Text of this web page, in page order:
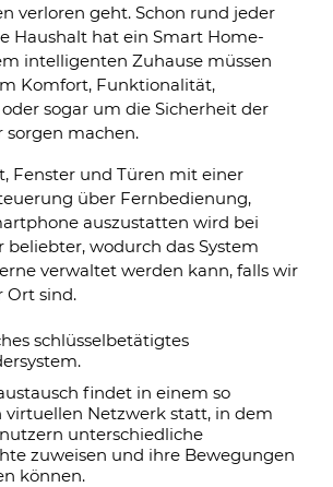
verloren geht. Schon rund jeder
Haushalt hat ein Smart Home-
intelligenten Zuhause müssen
Komfort, Funktionalität,
sogar um die Sicherheit der
sorgen machen.
Fenster und Türen mit einer
über Fernbedienung,
auszustatten wird bei
wodurch das System
verwaltet werden kann, falls wir
Ort sind.
schlüsselbetätigtes
findet in einem so
virtuellen Netzwerk statt, in dem
unterschiedliche
zuweisen und ihre Bewegungen
können.